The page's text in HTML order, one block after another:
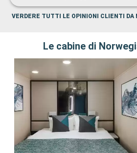
VERDERE TUTTI LE OPINIONI CLIENTI DA
Le cabine di